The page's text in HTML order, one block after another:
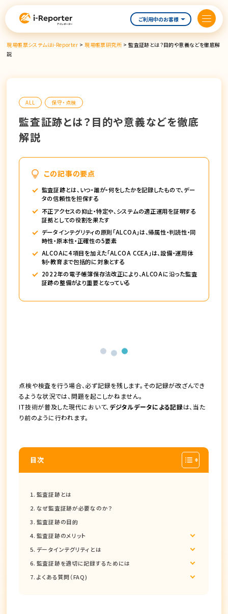
容
ご利用中のお客様
現場帳票システムはi-Reporter >現場帳票研究所 >監査証跡とは？目的や意義などを徹底解
説
ALL 保守・点検
監査証跡とは？目的や意義などを徹底
解説
この記事の要点
監査証跡とは、いつ・誰が・何をしたかを記録したもので、デー
タの信頼性を担保する
不正アクセスの抑止・特定や、システムの適正運用を証明する
証拠としての役割を果たす
データインテグリティの原則「ALCOA」は、帰属性・判読性・同
時性・原本性・正確性の5要素
ALCOAに4項目を加えた「ALCOA CCEA」は、設備・運用体
制・教育まで包括的に対象とする
2022年の電子帳簿保存法改正により、ALCOAに沿った監査
証跡の整備がより重要となっている
点検や検査を行う場合、必ず記録を残します。その記録が改ざんでき
るような状況では、問題を起こしかねません。
IT技術が普及した現代において、 デジタルデータによる記録は、当た
り前のように行われます。
目次
監査証跡とは
なぜ監査証跡が必要なのか？
監査証跡の目的
監査証跡のメリット
データインテグリティとは
監査証跡を適切に記録するためには
よくある質問（FAQ)